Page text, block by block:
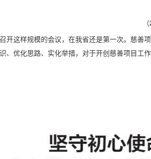
开这样规模的会议，在我省还是第一次。慈善
、优化思路、实化举措，对于开创慈善项目工